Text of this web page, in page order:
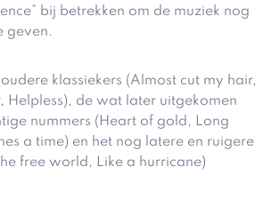
bij betrekken om de muziek nog
geven.
klassiekers (Almost cut my hair,
Helpless), de wat later uitgekomen
nummers (Heart of gold, Long
a time) en het nog latere en ruigere
free world, Like a hurricane)